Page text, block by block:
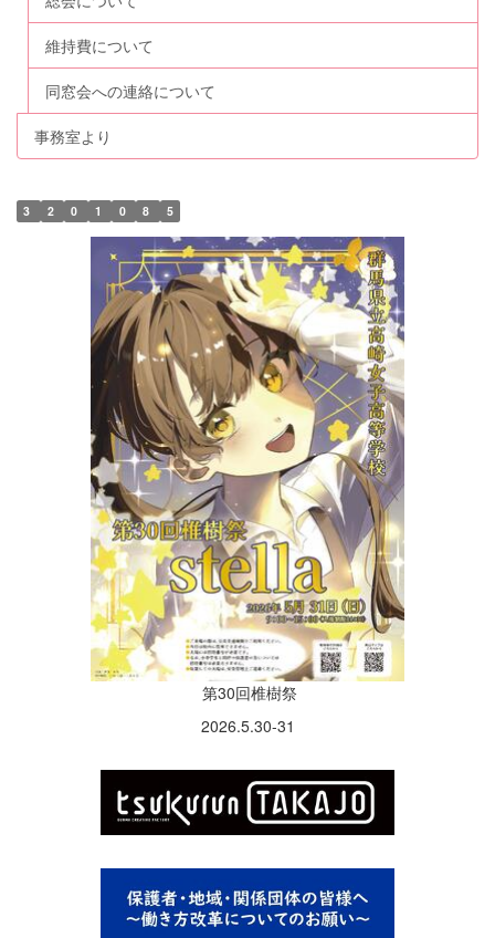
維持費について
同窓会への連絡について
事務室より
3 2 0 1 0 8 5
第30回椎樹祭
2026.5.30-31